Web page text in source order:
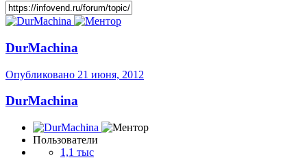
DurMachina
Опубликовано 21 июня, 2012
DurMachina
Пользователи
1,1 тыс